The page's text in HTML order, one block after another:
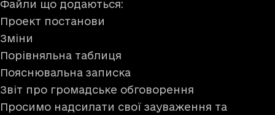
Файли що додаються:
Проект постанови
Зміни
Порівняльна таблиця
Пояснювальна записка
Звіт про громадське обговорення
Просимо надсилати свої зауваження та